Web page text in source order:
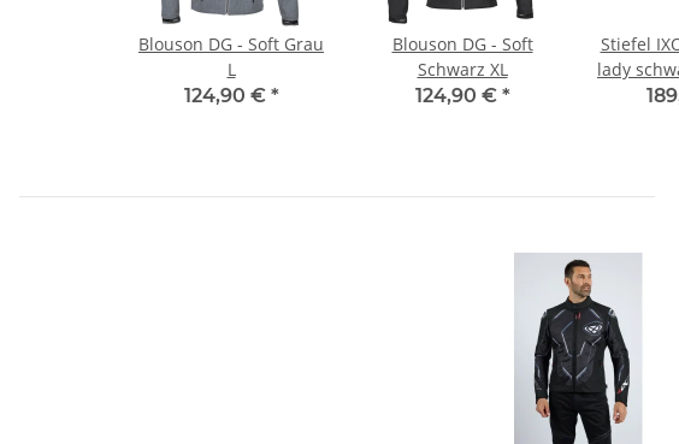
Blouson DG - Soft Grau
L
124,90 € *
Blouson DG - Soft
Schwarz XL
124,90 € *
Stiefel
lady